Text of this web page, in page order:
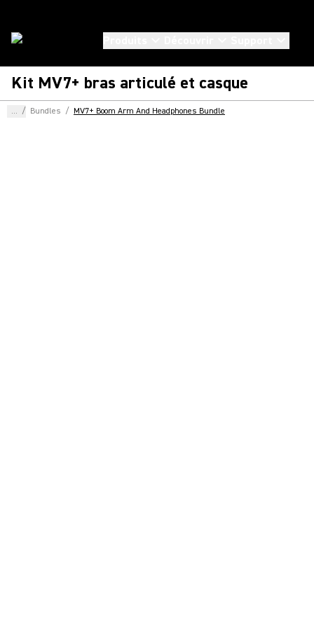
Kit MV7+ bras articulé et casque
... / Bundles / MV7+ Boom Arm And Headphones Bundle